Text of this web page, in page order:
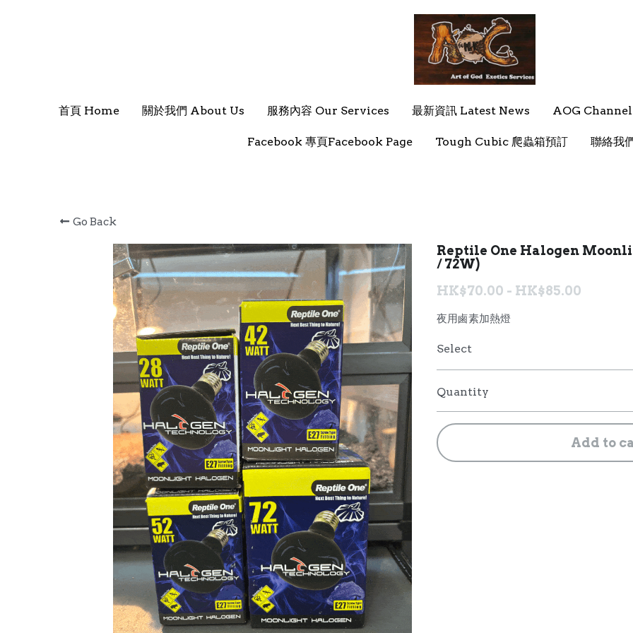
首頁 Home 關於我們 About Us 服務內容 Our Services 最新資訊 Latest News AOG Channel
Facebook 專頁Facebook Page Tough Cubic 爬蟲箱預訂 聯絡我
首頁 Home 關於我們 About Us 服務內容 Our Services 最新資訊 Latest News AOG Channel
Facebook 專頁Facebook Page Tough Cubic 爬蟲箱預訂 聯絡我
Go Back
Reptile One Halogen
/ 72W)
HK$70.00 - HK$85.00
夜用鹵素加熱燈
Select
Quantity
Add to